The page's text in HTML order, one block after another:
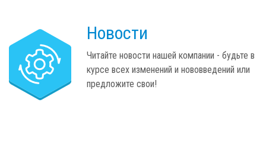
Новости
Читайте новости нашей компании - будьте в
курсе всех изменений и нововведений или
предложите свои!